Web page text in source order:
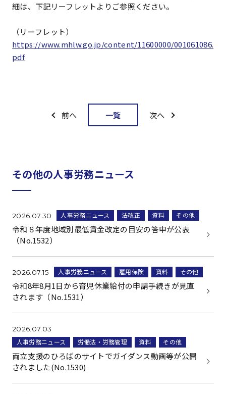
細は、下記リーフレットよりご参照ください。
（リーフレット）
https://www.mhlw.go.jp/content/11600000/001061086.
pdf
前へ 一覧 次へ
その他の人事労務ニュース
2026.07.30 人事労務ニュース 法改正 資料 その他
令和８年度地域別最低賃金改定の目安の答申が公表
（No.1532）
2026.07.15 人事労務ニュース 雇用保険 資料 その他
令和8年8月1日から育児休業給付の申請手続きが見直
されます（No.1531）
2026.07.03
人事労務ニュース 労働法・労務管理 資料 その他
両立支援のひろばのサイトでガイダンス動画等が公開
されました(No.1530)